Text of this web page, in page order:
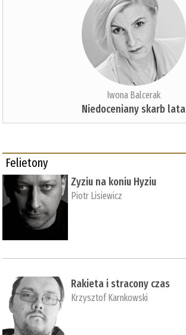
Iwona Balcerak
Niedoceniany skarb lata
Felietony
Zyziu na koniu Hyziu
Piotr Lisiewicz
Rakieta i stracony czas
Krzysztof Karnkowski